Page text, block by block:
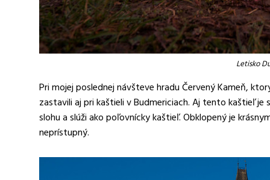
Letisko
Pri mojej poslednej návšteve hradu Červený Kameň,
zastavili aj pri kaštieli v Budmericiach. Aj tento kaštieľ
slohu a slúži ako poľovnícky kaštieľ. Obklopený je
neprístupný.